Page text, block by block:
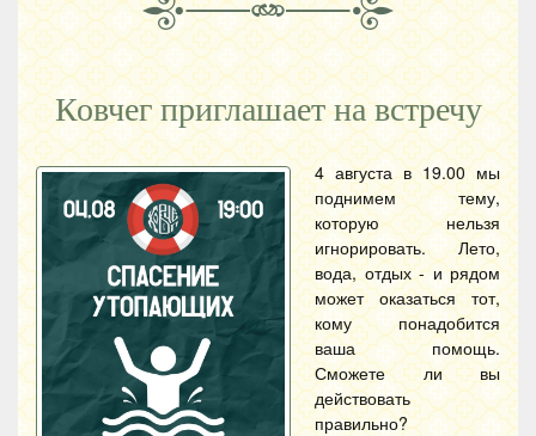
Ковчег приглашает на встречу
4 августа в 19.00 мы
поднимем тему,
которую нельзя
игнорировать. Лето,
вода, отдых - и рядом
может оказаться тот,
кому понадобится
ваша помощь.
Сможете ли вы
действовать
правильно?